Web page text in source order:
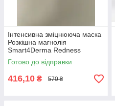
Інтенсивна зміцнююча маска
Розкішна магнолія
Smart4Derma Redness
Correct ULTRA CALM MASK
LUXURIOUS MAGNOLIA
Готово до відправки
416,10 ₴ 570 ₴